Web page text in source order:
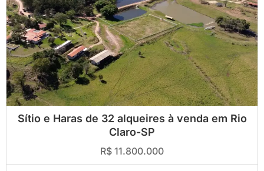
Sítio e Haras de 32 alqueires à venda em Rio
Claro-SP
R$ 11.800.000